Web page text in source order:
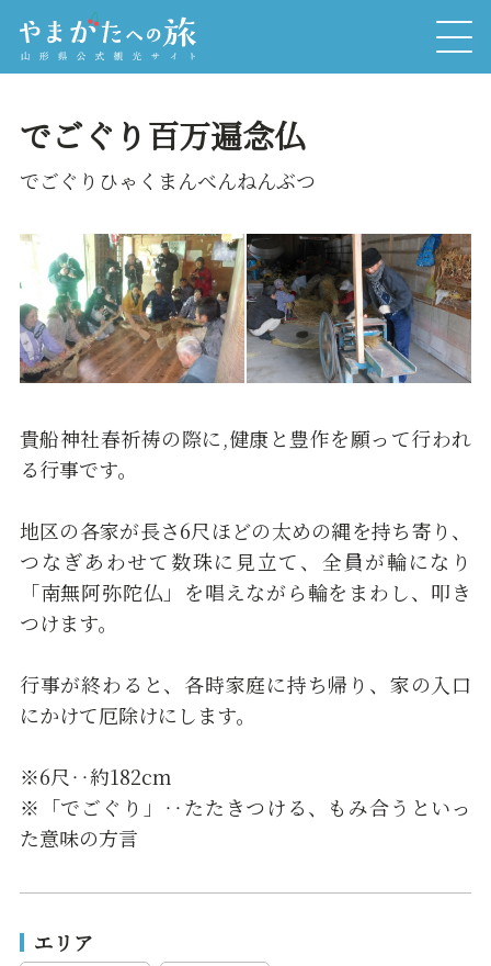
でごぐり百万遍念仏
でごぐりひゃくまんべんねんぶつ
貴船神社春祈祷の際に,健康と豊作を願って行われ
る行事です。
地区の各家が長さ6尺ほどの太めの縄を持ち寄り、
つなぎあわせて数珠に見立て、全員が輪になり
「南無阿弥陀仏」を唱えながら輪をまわし、叩き
つけます。
行事が終わると、各時家庭に持ち帰り、家の入口
にかけて厄除けにします。
※6尺‥約182cm
※「でごぐり」‥たたきつける、もみ合うといっ
た意味の方言
エリア